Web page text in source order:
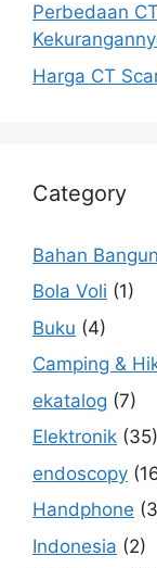
Perbedaan
Harga CT
Category
Bahan
Bola Voli (1)
Buku (4)
Camping &
ekatalog (7)
Elektronik (35)
endoscopy
Handphone
Indonesia (2)